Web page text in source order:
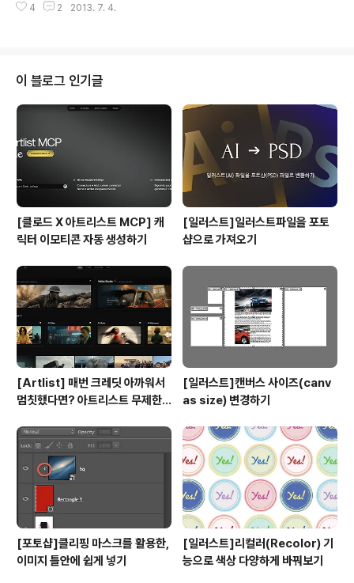
로 채우고 Noise와 Blur를 주어 기본적인 질감을 표현한
접 그려야 하는 쉐이프가 없기 때문이다. 01.가로 650px,
다) 그리고 Fibers를 줄건데, Fibers필터는 전경색과 배
경색이 무엇이냐에 따라서 마치 나무결모양의 이미지를 만
들 수 있다. 위의 그림처럼 전경색과 배경색을 나무색상과
비슷하게 한뒤 Filter - Render - Fibers를 적용한다. 0
3.새레이어에 Fibers가 적용 됬다면 트랜스폼(comman
d ..
4 2 2013. 7. 4.
이 블로그 인기글
[클로드 X 아트리스트 MCP] 캐
릭터 이모티콘 자동 생성하기
[일러스트]일러스트파일을 포토
샵으로 가져오기
[Artlist] 매번 크레딧 아까워서
멈칫했다면? 아트리스트 무제한
[일러스트]캔버스 사이즈(canv
as size) 변경하기
[포토샵]클리핑 마스크를 활용한,
이미지 틀안에 쉽게 넣기
[일러스트]리컬러(Recolor) 기
능으로 색상 다양하게 바꿔보기